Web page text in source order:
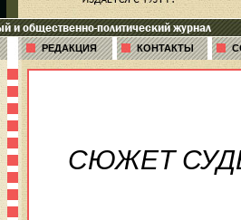
и общественно-политический журнал
РЕДАКЦИЯ КОНТАКТЫ
СЮЖЕТ